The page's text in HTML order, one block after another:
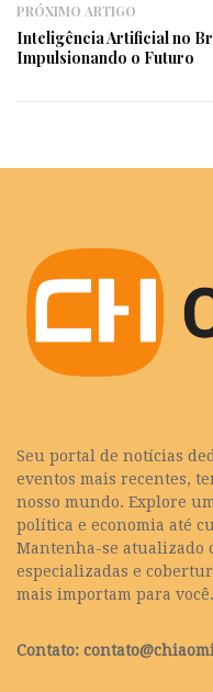
PRÓXIMO ARTIGO
Inteligência Artificial no
Impulsionando o Futuro
Seu portal de notícias
eventos mais recentes,
nosso mundo. Explore
política e economia até
Mantenha-se atualizado
especializadas e
mais importam para você.
Contato: